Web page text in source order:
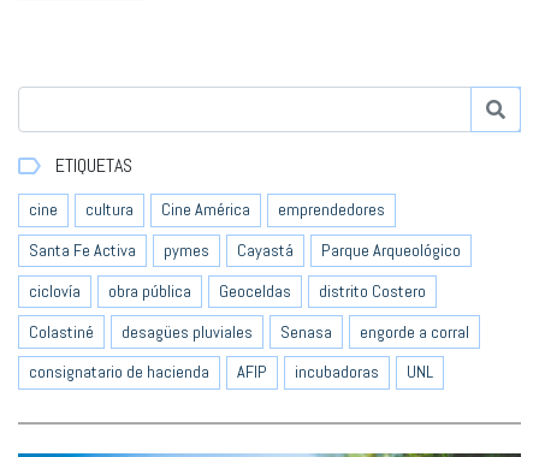
ETIQUETAS
cine cultura Cine América
emprendedores
Santa Fe Activa
pymes Cayastá
Parque Arqueológico
ciclovía
obra pública Geoceldas
distrito Costero
Colastiné
desagües pluviales Senasa
engorde a corral
consignatario de hacienda
AFIP incubadoras UNL